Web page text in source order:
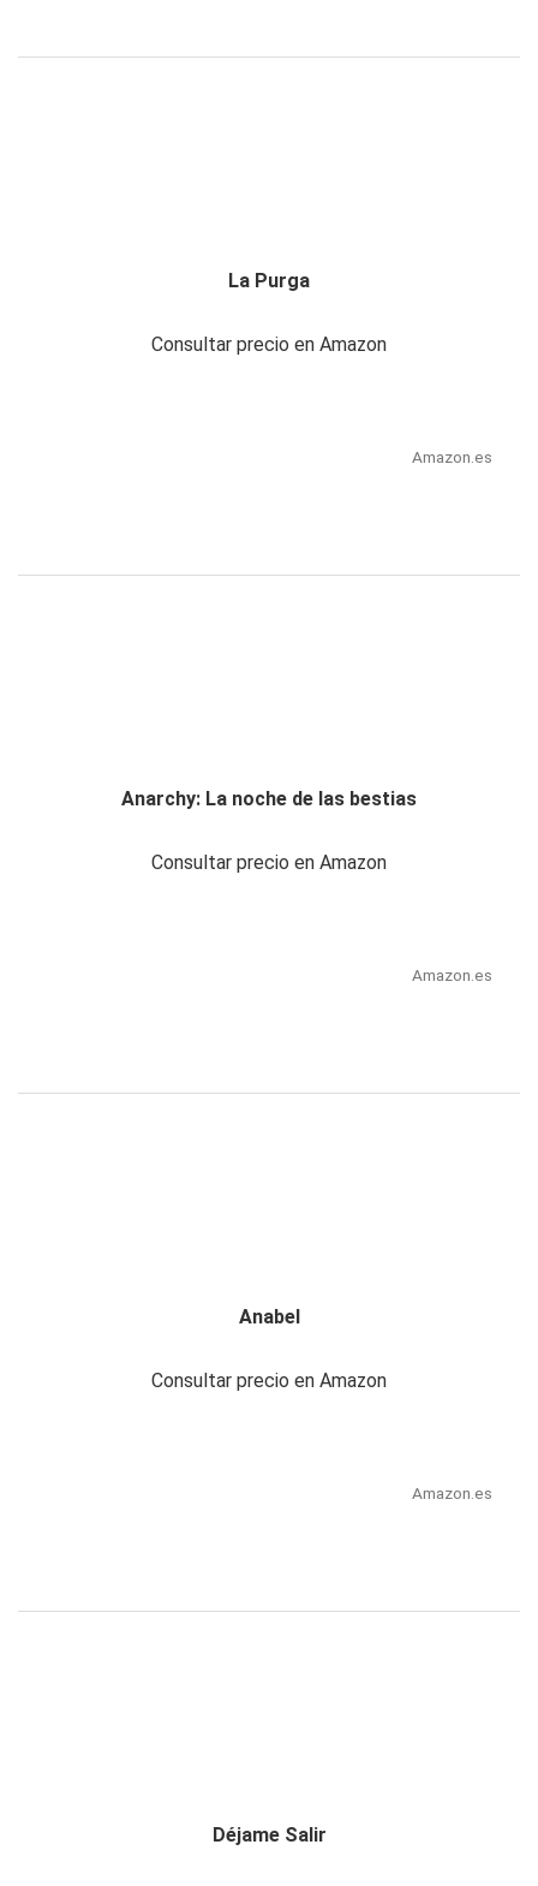
La Purga
Consultar precio en Amazon
Amazon.es
Anarchy: La noche de las bestias
Consultar precio en Amazon
Amazon.es
Anabel
Consultar precio en Amazon
Amazon.es
Déjame Salir